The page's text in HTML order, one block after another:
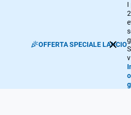
OFFERTA SPECIALE LANCIO
I